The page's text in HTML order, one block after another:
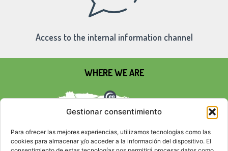
Gestionar consentimiento
Para ofrecer las mejores experiencias, utilizamos tecnologías como las
cookies para almacenar y/o acceder a la información del dispositivo. El
Access to the internal information channel
WHERE WE ARE